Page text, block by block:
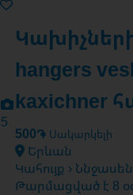
5
hangers
kaxichner
500֏ Սակարկելի
Երևան
Կահույք ›
Թարմացված է 8